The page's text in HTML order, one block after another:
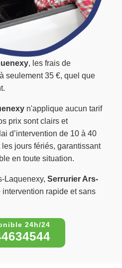
, les frais de
seulement 35 €, quel que
n'applique aucun tarif
prix sont clairs et
d’intervention de 10 à 40
jours fériés, garantissant
en toute situation.
Laquenexy, Serrurier Ars-
intervention rapide et sans